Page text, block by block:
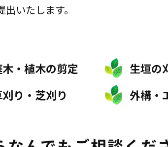
出いたします。
・植木の剪定
生垣の
り・芝刈り 外構・